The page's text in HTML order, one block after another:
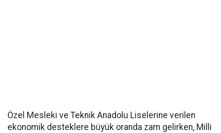
Özel Mesleki ve Teknik Anadolu Liselerine verilen
ekonomik desteklere büyük oranda zam gelirken, Milli